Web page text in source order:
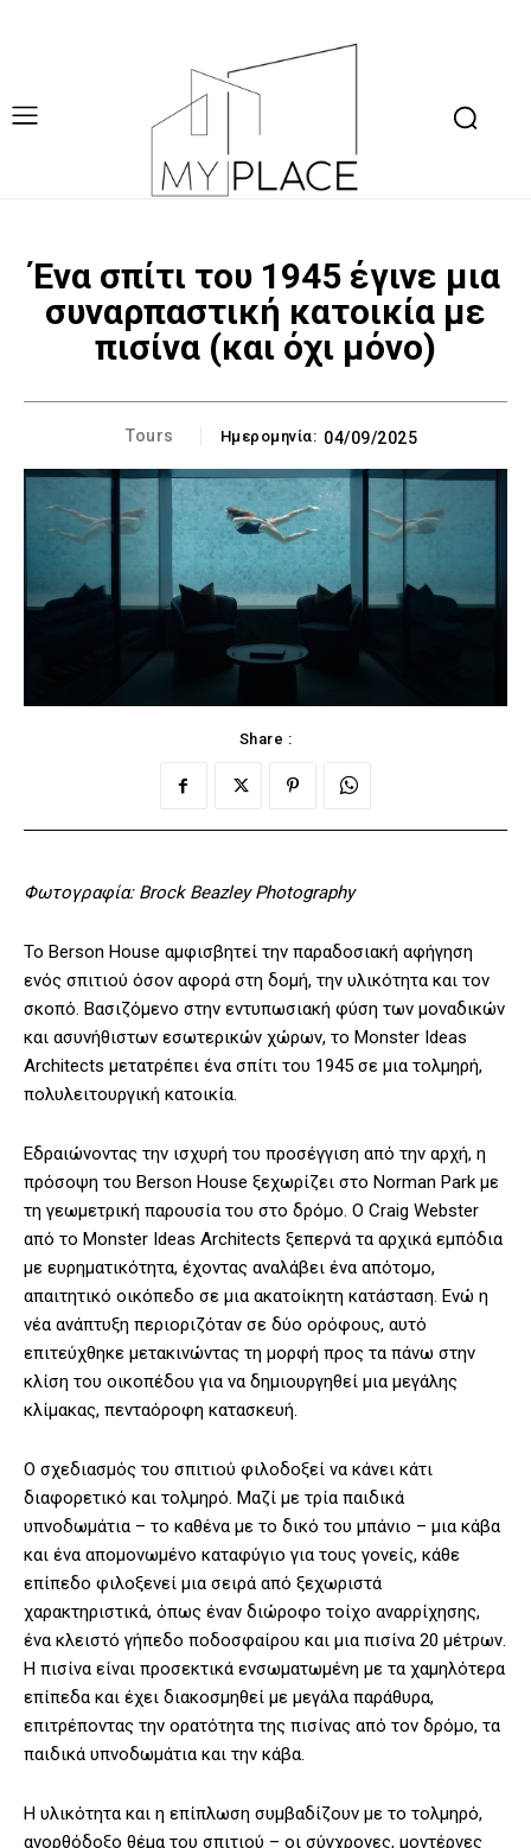
Ένα σπίτι του 1945 έγινε μια
συναρπαστική κατοικία με
πισίνα (και όχι μόνο)
Tours Ημερομηνία: 04/09/2025
Share :
Φωτογραφία: Brock Beazley Photography
Το Berson House αμφισβητεί την παραδοσιακή αφήγηση
ενός σπιτιού όσον αφορά στη δομή, την υλικότητα και τον
σκοπό. Βασιζόμενο στην εντυπωσιακή φύση των μοναδικών
και ασυνήθιστων εσωτερικών χώρων, το Monster Ideas
Architects μετατρέπει ένα σπίτι του 1945 σε μια τολμηρή,
πολυλειτουργική κατοικία.
Εδραιώνοντας την ισχυρή του προσέγγιση από την αρχή, η
πρόσοψη του Berson House ξεχωρίζει στο Norman Park με
τη γεωμετρική παρουσία του στο δρόμο. Ο Craig Webster
από το Monster Ideas Architects ξεπερνά τα αρχικά εμπόδια
με ευρηματικότητα, έχοντας αναλάβει ένα απότομο,
απαιτητικό οικόπεδο σε μια ακατοίκητη κατάσταση. Ενώ η
νέα ανάπτυξη περιοριζόταν σε δύο ορόφους, αυτό
επιτεύχθηκε μετακινώντας τη μορφή προς τα πάνω στην
κλίση του οικοπέδου για να δημιουργηθεί μια μεγάλης
κλίμακας, πενταόροφη κατασκευή.
Ο σχεδιασμός του σπιτιού φιλοδοξεί να κάνει κάτι
διαφορετικό και τολμηρό. Μαζί με τρία παιδικά
υπνοδωμάτια – το καθένα με το δικό του μπάνιο – μια κάβα
και ένα απομονωμένο καταφύγιο για τους γονείς, κάθε
επίπεδο φιλοξενεί μια σειρά από ξεχωριστά
χαρακτηριστικά, όπως έναν διώροφο τοίχο αναρρίχησης,
ένα κλειστό γήπεδο ποδοσφαίρου και μια πισίνα 20 μέτρων.
Η πισίνα είναι προσεκτικά ενσωματωμένη με τα χαμηλότερα
επίπεδα και έχει διακοσμηθεί με μεγάλα παράθυρα,
επιτρέποντας την ορατότητα της πισίνας από τον δρόμο, τα
παιδικά υπνοδωμάτια και την κάβα.
Η υλικότητα και η επίπλωση συμβαδίζουν με το τολμηρό,
ανορθόδοξο θέμα του σπιτιού – οι σύγχρονες, μοντέρνες